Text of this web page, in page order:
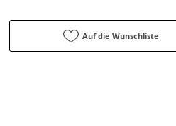
Auf die Wunschliste